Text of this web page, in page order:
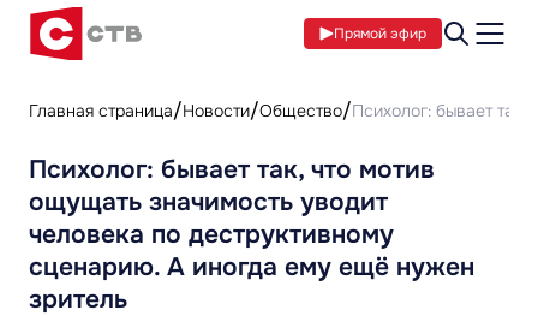
Прямой эфир
Главная страница Новости Общество Психолог: бывает
Психолог: бывает так, что мотив
ощущать значимость уводит
человека по деструктивному
сценарию. А иногда ему ещё нужен
зритель